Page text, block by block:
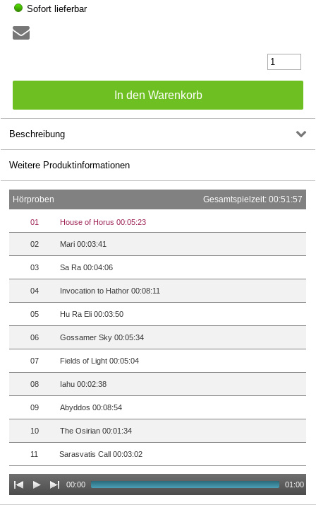
Sofort lieferbar
Beschreibung
Weitere Produktinformationen
Hörproben Gesamtspielzeit: 00:51:57
01 House of Horus 00:05:23
02 Mari 00:03:41
03 Sa Ra 00:04:06
04 Invocation to Hathor 00:08:11
05 Hu Ra Eli 00:03:50
06 Gossamer Sky 00:05:34
07 Fields of Light 00:05:04
08 Iahu 00:02:38
09 Abyddos 00:08:54
10 The Osirian 00:01:34
11 Sarasvatis Call 00:03:02
00:00 01:00